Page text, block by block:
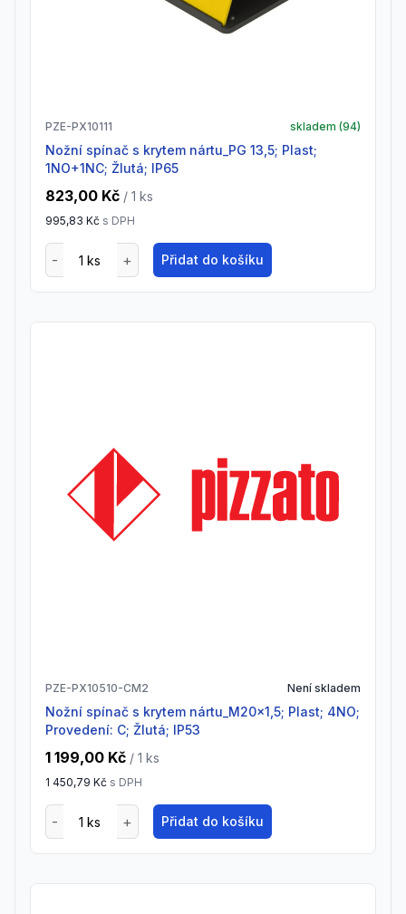
PZE-PX10111 skladem (94)
Nožní spínač s krytem nártu_PG 13,5; Plast;
1NO+1NC; Žlutá; IP65
823,00 Kč / 1 ks
995,83 Kč s DPH
Přidat do košíku
PZE-PX10510-CM2 Není skladem
Nožní spínač s krytem nártu_M20x1,5; Plast; 4NO;
Provedení: C; Žlutá; IP53
1 199,00 Kč / 1 ks
1 450,79 Kč s DPH
Přidat do košíku